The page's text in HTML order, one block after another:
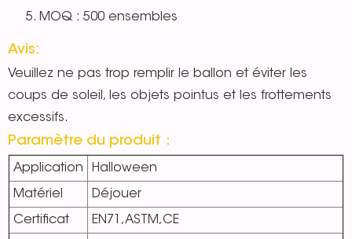
MOQ : 500 ensembles
Avis:
Veuillez ne pas trop remplir le ballon et éviter les
coups de soleil, les objets pointus et les frottements
excessifs.
Paramètre du produit：
Application Halloween
Matériel Déjouer
Certificat EN71,ASTM,CE